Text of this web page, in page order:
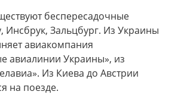
беспересадочные
Инсбрук, Зальцбург. Из Украины
авиакомпания
авиалинии Украины», из
Из Киева до Австрии
на поезде.